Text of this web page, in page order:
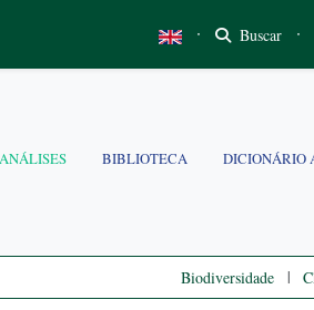
· Buscar ·
ANÁLISES BIBLIOTECA DICIONÁRIO
Biodiversidade |